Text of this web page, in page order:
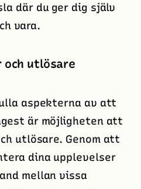
där du ger dig själv
vara.
utlösare
aspekterna av att
är möjligheten att
utlösare. Genom att
dina upplevelser
mellan vissa